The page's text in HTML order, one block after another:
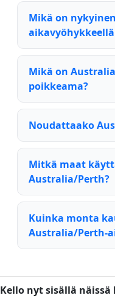
Mikä on
Mikä on
poikkeama?
Noudattaako
Mitkä maat
Australia/Perth?
Kuinka monta
Australia/Perth-
Kello nyt sisällä näissä